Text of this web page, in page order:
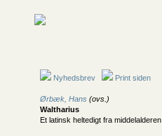
Nyhedsbrev Print siden
Ørbæk, Hans (ovs.)
Waltharius
Et latinsk heltedigt fra middelalderen